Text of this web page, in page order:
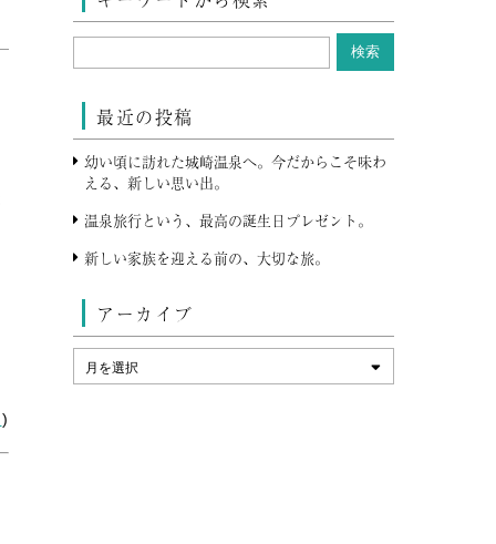
)
最近の投稿
幼い頃に訪れた城崎温泉へ。今だからこそ味わ
える、新しい思い出。
温泉旅行という、最高の誕生日プレゼント。
新しい家族を迎える前の、大切な旅。
アーカイブ